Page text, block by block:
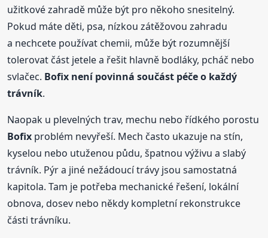
užitkové zahradě může být pro někoho snesitelný.
Pokud máte děti, psa, nízkou zátěžovou zahradu
a nechcete používat chemii, může být rozumnější
tolerovat část jetele a řešit hlavně bodláky, pcháč nebo
svlačec. Bofix není povinná součást péče o každý
trávník.
Naopak u plevelných trav, mechu nebo řídkého porostu
Bofix problém nevyřeší. Mech často ukazuje na stín,
kyselou nebo utuženou půdu, špatnou výživu a slabý
trávník. Pýr a jiné nežádoucí trávy jsou samostatná
kapitola. Tam je potřeba mechanické řešení, lokální
obnova, dosev nebo někdy kompletní rekonstrukce
části trávníku.